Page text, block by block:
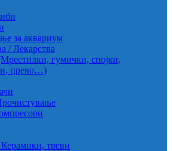
за аквариум
/ Лекарства
гумички, спојки,
црево…)
треви